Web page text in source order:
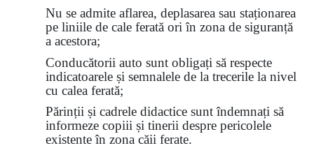
Nu se admite aflarea, deplasarea sau staționarea
pe liniile de cale ferată ori în zona de siguranță
a acestora;
Conducătorii auto sunt obligați să respecte
indicatoarele și semnalele de la trecerile la nivel
cu calea ferată;
Părinții și cadrele didactice sunt îndemnați să
informeze copiii și tinerii despre pericolele
existente în zona căii ferate.